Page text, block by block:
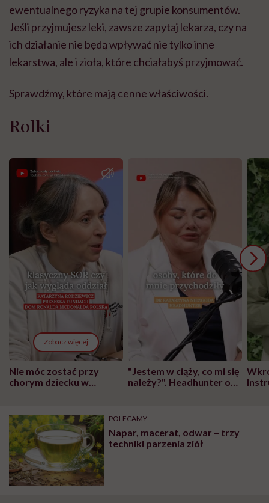
ewentualnego ryzyka na tej grupie konsumentów.
Jeśli przyjmujesz leki, zawsze zapytaj lekarza, czy na
ich działanie nie będą wpływać nie tylko inne
lekarstwa, ale i zioła, które chciałabyś przyjmować.
Sprawdźmy, które mają cenne właściwości.
Rolki
Zobacz więcej
Nie móc zostać przy
chorym dziecku w
może chyba tylko
głupota i brak
wyobraźni"
"Jestem w ciąży, co mi się
należy?". Headhunter o
pracy
POLECAMY
Napar, macerat, odwar – trzy
techniki parzenia ziół